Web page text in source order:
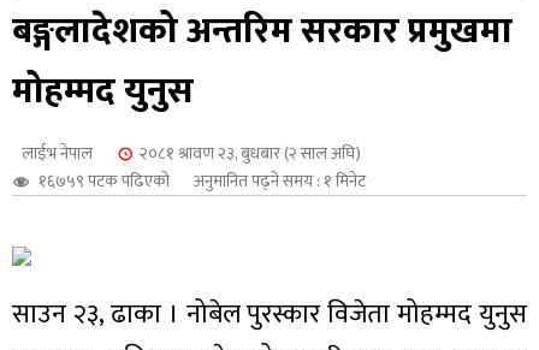
बङ्गलादेशको अन्तरिम सरकार प्रमुखमा
मोहम्मद युनुस
लाईभ नेपाल
२०८१ श्रावण २३, बुधबार (२ साल अघि)
१६७५९ पटक पढिएको
अनुमानित पढ्ने समय : १ मिनेट
साउन २३, ढाका । नोबेल पुरस्कार विजेता मोहम्मद युनुस